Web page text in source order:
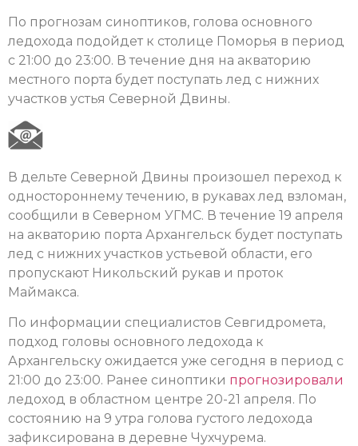
По прогнозам синоптиков, голова основного
ледохода подойдет к столице Поморья в период
с 21:00 до 23:00. В течение дня на акваторию
местного порта будет поступать лед с нижних
участков устья Северной Двины.
В дельте Северной Двины произошел переход к
одностороннему течению, в рукавах лед взломан,
сообщили в Северном УГМС. В течение 19 апреля
на акваторию порта Архангельск будет поступать
лед с нижних участков устьевой области, его
пропускают Никольский рукав и проток
Маймакса.
По информации специалистов Севгидромета,
подход головы основного ледохода к
Архангельску ожидается уже сегодня в период с
21:00 до 23:00. Ранее синоптики прогнозировали
ледоход в областном центре 20-21 апреля. По
состоянию на 9 утра голова густого ледохода
зафиксирована в деревне Чухчурема.